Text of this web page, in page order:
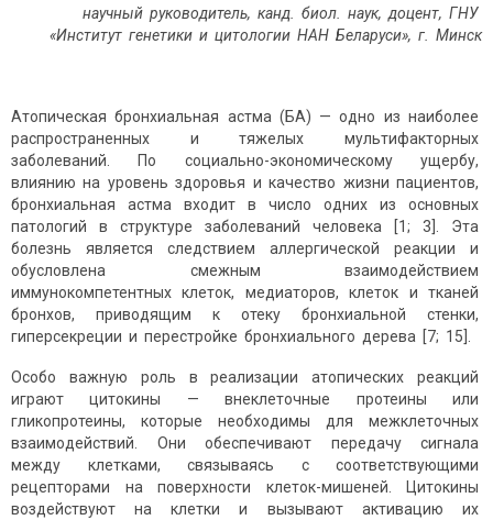
научный руководитель, канд. биол. наук, доцент, ГНУ
«Институт генетики и цитологии НАН Беларуси», г. Минск
Атопическая бронхиальная астма (БА) — одно из наиболее
распространенных и тяжелых мультифакторных
заболеваний. По социально-экономическому ущербу,
влиянию на уровень здоровья и качество жизни пациентов,
бронхиальная астма входит в число одних из основных
патологий в структуре заболеваний человека [1; 3]. Эта
болезнь является следствием аллергической реакции и
обусловлена смежным взаимодействием
иммунокомпетентных клеток, медиаторов, клеток и тканей
бронхов, приводящим к отеку бронхиальной стенки,
гиперсекреции и перестройке бронхиального дерева [7; 15].
Особо важную роль в реализации атопических реакций
играют цитокины — внеклеточные протеины или
гликопротеины, которые необходимы для межклеточных
взаимодействий. Они обеспечивают передачу сигнала
между клетками, связываясь с соответствующими
рецепторами на поверхности клеток-мишеней. Цитокины
воздействуют на клетки и вызывают активацию их